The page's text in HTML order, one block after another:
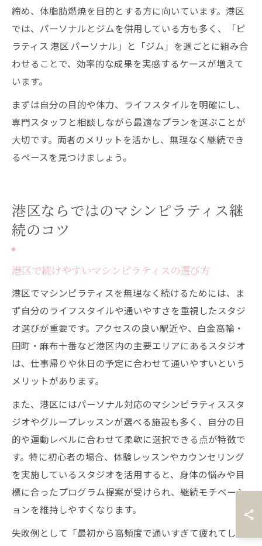
締め、体脂肪燃焼を目的とする方に向いています。港区
では、パーソナルとジムを併用している方も多く、「ピ
ラティス 港区 パーソナル」と「ジム」を週ごとに組み合
わせることで、効率的な成果を実感するケースが増えて
います。
まずは自分の目的や体力、ライフスタイルを明確にし、
専門スタッフと相談しながら最適なプランを選ぶことが
大切です。両者のメリットを活かし、無理なく継続でき
るペースを見つけましょう。
港区ならではのマシンピラティス継
続のコツ
港区で続けやすいマシンピラティスの選び方
港区でマシンピラティスを無理なく続けるためには、ま
ず自分のライフスタイルや通いやすさを重視したスタジ
オ選びが重要です。アクセスの良い駅近や、白金高輪・
田町・麻布十番など港区内の主要エリアにあるスタジオ
は、仕事帰りや休日の予定に合わせて通いやすいという
メリットがあります。
また、港区にはパーソナル対応のマシンピラティススタ
ジオやグループレッスンが選べる施設も多く、自分の目
的や運動レベルに合わせて柔軟に選択できる点が特徴で
す。特に初心者の場合、体験レッスンやカウンセリング
を実施しているスタジオを活用すると、身体の悩みや目
標に合ったプログラム提案が受けられ、継続モチベーシ
ョンを維持しやすくなります。
失敗例として「最初から高頻度で通いすぎて疲れてしま